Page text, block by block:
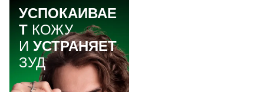
УСПОКАИВАЕ
Т КОЖУ
И УСТРАНЯЕТ
ЗУД